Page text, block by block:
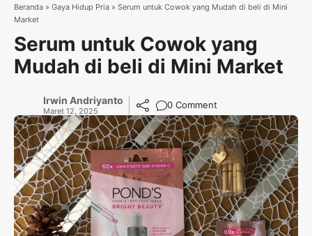
Beranda » Gaya Hidup Pria » Serum untuk Cowok yang Mudah di beli di Mini
Market
Serum untuk Cowok yang
Mudah di beli di Mini Market
Irwin Andriyanto
Maret 12, 2025
0 Comment